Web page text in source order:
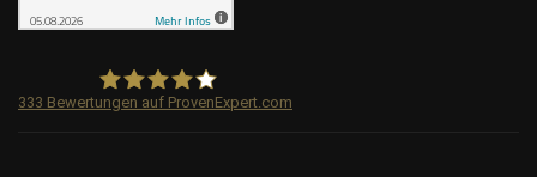
333 Bewertungen auf ProvenExpert.com